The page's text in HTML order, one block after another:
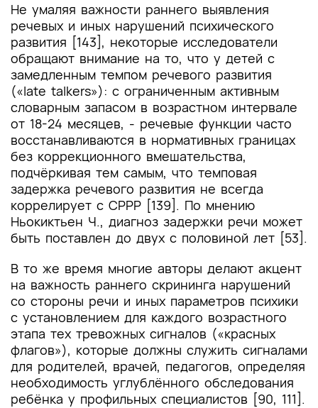
Не умаляя важности раннего выявления
речевых и иных нарушений психического
развития [143], некоторые исследователи
обращают внимание на то, что у детей с
замедленным темпом речевого развития
(«late talkers»): с ограниченным активным
словарным запасом в возрастном интервале
от 18-24 месяцев, - речевые функции часто
восстанавливаются в нормативных границах
без коррекционного вмешательства,
подчёркивая тем самым, что темповая
задержка речевого развития не всегда
коррелирует с СРРР [139]. По мнению
Ньокиктьен Ч., диагноз задержки речи может
быть поставлен до двух с половиной лет [53].
В то же время многие авторы делают акцент
на важность раннего скрининга нарушений
со стороны речи и иных параметров психики
с установлением для каждого возрастного
этапа тех тревожных сигналов («красных
флагов»), которые должны служить сигналами
для родителей, врачей, педагогов, определяя
необходимость углублённого обследования
ребёнка у профильных специалистов [90, 111].